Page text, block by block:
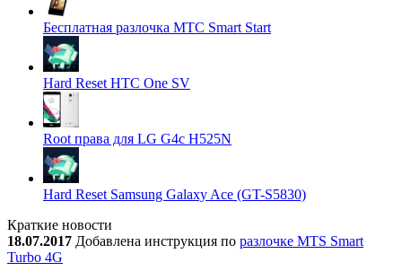
Бесплатная разлочка МТС Smart Start
Hard Reset HTC One SV
Root права для LG G4c H525N
Hard Reset Samsung Galaxy Ace (GT-S5830)
Краткие новости
18.07.2017 Добавлена инструкция по разлочке MTS Smart
Turbo 4G